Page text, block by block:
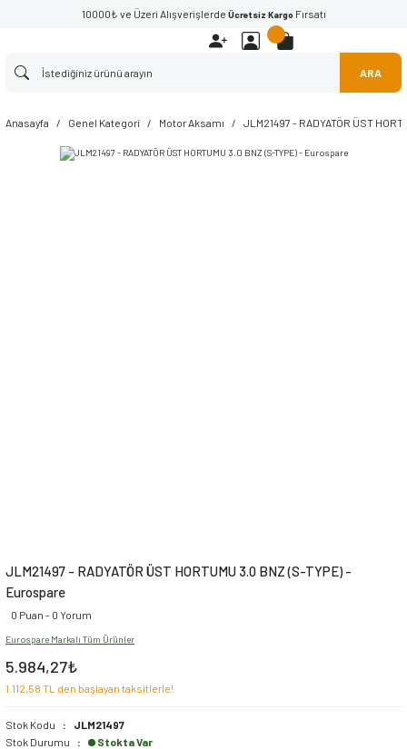
10000₺ ve Üzeri Alışverişlerde Ücretsiz Kargo Fırsatı
ARA
Anasayfa Genel Kategori Motor Aksamı JLM21497 - RADYATÖR ÜST
JLM21497 - RADYATÖR ÜST HORTUMU 3.0 BNZ (S-TYPE) -
Eurospare
0 Puan - 0 Yorum
Eurospare Markalı Tüm Ürünler
5.984,27₺
1.112,58 TL den başlayan taksitlerle!
Stok Kodu
JLM21497
Stok Durumu
Stokta Var